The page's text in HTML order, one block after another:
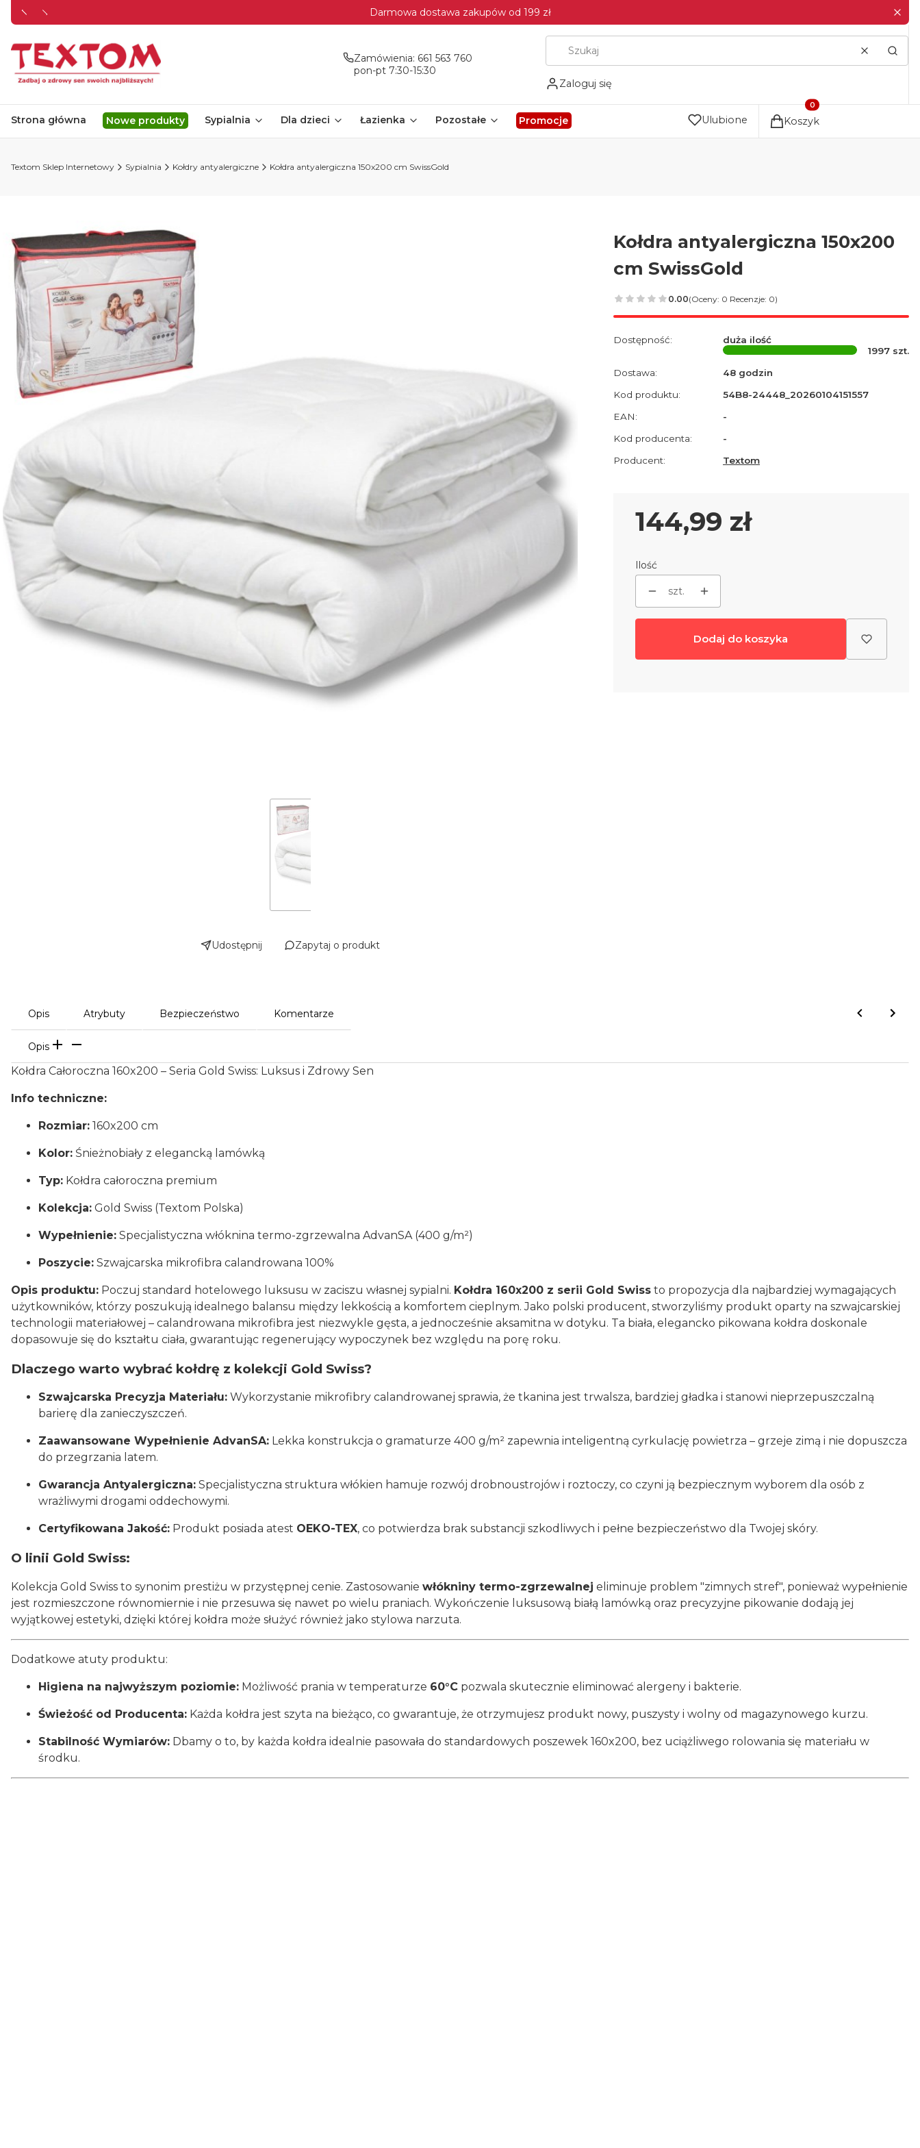
Darmowa dostawa zakupów od 199 zł
Zamówienia: 661 563 760
pon-pt 7:30-15:30
Wyczyść
Zaloguj się
Strona główna Nowe produkty Sypialnia Dla dzieci Łazienka Pozostałe Promocje Ulubione
Produkty w koszyku: 0.
Koszyk
Textom Sklep Internetowy Sypialnia Kołdry antyalergiczne Kołdra antyalergiczna 150x200 cm SwissGold
Udostępnij Zapytaj o produkt
Kołdra antyalergiczna 150x200
cm SwissGold
0.00(Oceny: 0 Recenzje: 0)
Dostępność:
duża ilość
1997 szt.
Dostawa:
48 godzin
Kod produktu:
54B8-24448_20260104151557
EAN:
-
Kod producenta:
-
Producent:
Textom
Cena
144,99 zł
Ilość
szt.
Dodaj do koszyka
Opis Atrybuty Bezpieczeństwo Komentarze
Opis
Kołdra Całoroczna 160x200 – Seria Gold Swiss: Luksus i Zdrowy Sen
Info techniczne:
Rozmiar: 160x200 cm
Kolor: Śnieżnobiały z elegancką lamówką
Typ: Kołdra całoroczna premium
Kolekcja: Gold Swiss (Textom Polska)
Wypełnienie: Specjalistyczna włóknina termo-zgrzewalna AdvanSA (400 g/m²)
Poszycie: Szwajcarska mikrofibra calandrowana 100%
Opis produktu: Poczuj standard hotelowego luksusu w zaciszu własnej sypialni. Kołdra 160x200 z serii Gold Swiss to propozycja dla najbardziej wymagających
użytkowników, którzy poszukują idealnego balansu między lekkością a komfortem cieplnym. Jako polski producent, stworzyliśmy produkt oparty na szwajcarskiej
technologii materiałowej – calandrowana mikrofibra jest niezwykle gęsta, a jednocześnie aksamitna w dotyku. Ta biała, elegancko pikowana kołdra doskonale
dopasowuje się do kształtu ciała, gwarantując regenerujący wypoczynek bez względu na porę roku.
Dlaczego warto wybrać kołdrę z kolekcji Gold Swiss?
Szwajcarska Precyzja Materiału: Wykorzystanie mikrofibry calandrowanej sprawia, że tkanina jest trwalsza, bardziej gładka i stanowi nieprzepuszczalną
barierę dla zanieczyszczeń.
Zaawansowane Wypełnienie AdvanSA: Lekka konstrukcja o gramaturze 400 g/m² zapewnia inteligentną cyrkulację powietrza – grzeje zimą i nie dopuszcza
do przegrzania latem.
Gwarancja Antyalergiczna: Specjalistyczna struktura włókien hamuje rozwój drobnoustrojów i roztoczy, co czyni ją bezpiecznym wyborem dla osób z
wrażliwymi drogami oddechowymi.
Certyfikowana Jakość: Produkt posiada atest OEKO-TEX, co potwierdza brak substancji szkodliwych i pełne bezpieczeństwo dla Twojej skóry.
O linii Gold Swiss:
Kolekcja Gold Swiss to synonim prestiżu w przystępnej cenie. Zastosowanie włókniny termo-zgrzewalnej eliminuje problem "zimnych stref", ponieważ wypełnienie
jest rozmieszczone równomiernie i nie przesuwa się nawet po wielu praniach. Wykończenie luksusową białą lamówką oraz precyzyjne pikowanie dodają jej
wyjątkowej estetyki, dzięki której kołdra może służyć również jako stylowa narzuta.
Dodatkowe atuty produktu:
Higiena na najwyższym poziomie: Możliwość prania w temperaturze 60°C pozwala skutecznie eliminować alergeny i bakterie.
Świeżość od Producenta: Każda kołdra jest szyta na bieżąco, co gwarantuje, że otrzymujesz produkt nowy, puszysty i wolny od magazynowego kurzu.
Stabilność Wymiarów: Dbamy o to, by każda kołdra idealnie pasowała do standardowych poszewek 160x200, bez uciążliwego rolowania się materiału w
środku.